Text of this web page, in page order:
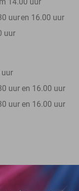
uuren 16.00 uur
uur
uur en 16.00 uur
uur en 16.00 uur